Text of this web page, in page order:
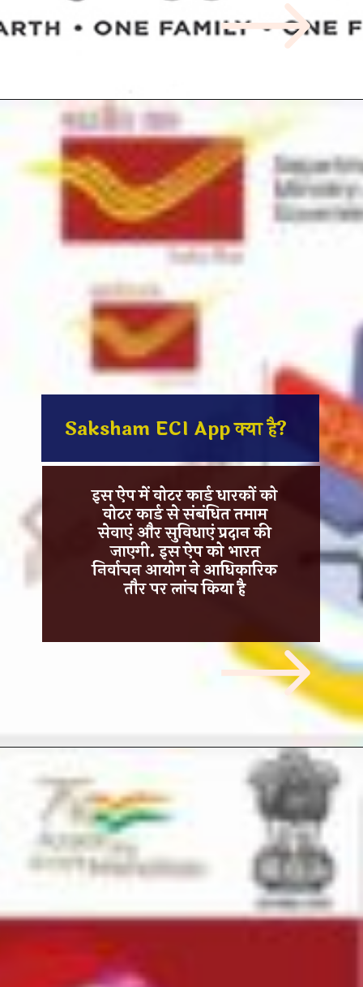
Saksham ECI App क्या है?
इस ऐप में वोटर कार्ड धारकों को
वोटर कार्ड से संबंधित तमाम
सेवाएं और सुविधाएंप्रदान की
जाएगी. इस ऐप कोभारत
निर्वाचन आयोग ने आधिकारिक
तौर परलांच किया है